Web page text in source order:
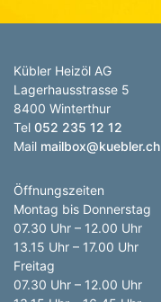
Kübler Heizöl AG
Lagerhausstrasse 5
8400 Winterthur
Tel 052 235 12 12
Mail mailbox@kuebler.ch
Öffnungszeiten
Montag bis Donnerstag
07.30 Uhr – 12.00 Uhr
13.15 Uhr – 17.00 Uhr
Freitag
07.30 Uhr – 12.00 Uhr